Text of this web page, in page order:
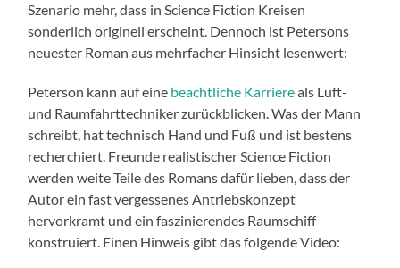
Szenario mehr, dass in Science Fiction Kreisen
sonderlich originell erscheint. Dennoch ist Petersons
neuester Roman aus mehrfacher Hinsicht lesenwert:
Peterson kann auf eine beachtliche Karriereals Luft-
und Raumfahrttechniker zurückblicken. Was der Mann
schreibt, hat technisch Hand und Fuß und ist bestens
recherchiert. Freunde realistischer Science Fiction
werden weite Teile des Romans dafür lieben, dass der
Autor ein fast vergessenes Antriebskonzept
hervorkramt und ein faszinierendes Raumschiff
konstruiert. Einen Hinweis gibt das folgende Video: